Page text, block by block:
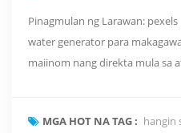
Pinagmulan ng Larawan:
water generator para
maiinom nang direkta mula sa
ang tubig . Susunod, ang
MGA HOT NA TAG : hangin